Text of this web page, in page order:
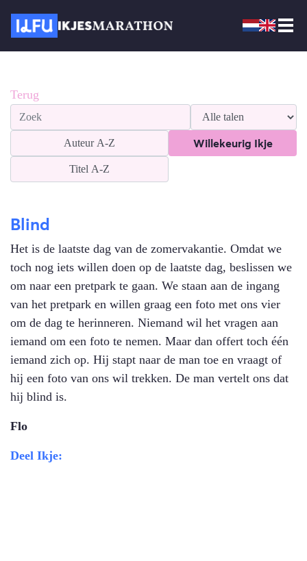
Terug
Auteur A-Z
Titel A-Z
Willekeurig Ikje
Blind
Het is de laatste dag van de zomervakantie. Omdat we
toch nog iets willen doen op de laatste dag, beslissen we
om naar een pretpark te gaan. We staan aan de ingang
van het pretpark en willen graag een foto met ons vier
om de dag te herinneren. Niemand wil het vragen aan
iemand om een foto te nemen. Maar dan offert toch één
iemand zich op. Hij stapt naar de man toe en vraagt of
hij een foto van ons wil trekken. De man vertelt ons dat
hij blind is.
Flo
Deel Ikje: